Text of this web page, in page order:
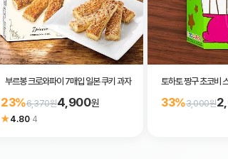
부르봉 크로와파이 7매입 일본 쿠키 과자
23%6,370원4,900원
★4.80·4
토하토 짱구 초코비
33%3,000원